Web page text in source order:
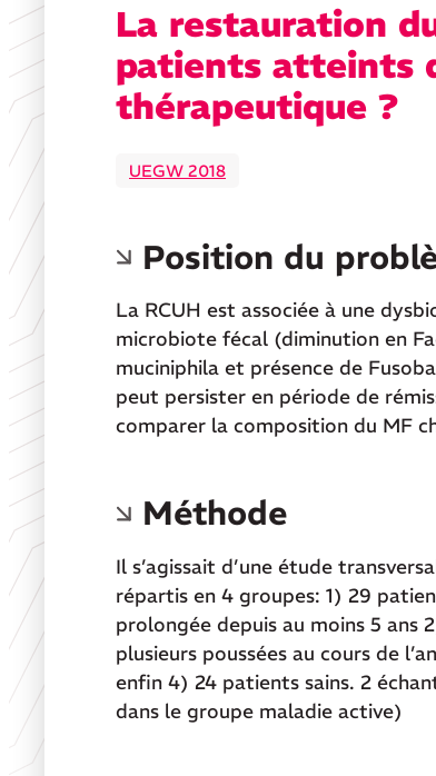
La restauration
patients atteints
thérapeutique ?
UEGW 2018
Position du
La RCUH est associée à une
microbiote fécal (diminution en
muciniphila et présence de
peut persister en période de
comparer la composition du MF
Méthode
Il s’agissait d’une étude
répartis en 4 groupes: 1) 29
prolongée depuis au moins 5 ans
plusieurs poussées au cours de
enfin 4) 24 patients sains. 2
dans le groupe maladie active)